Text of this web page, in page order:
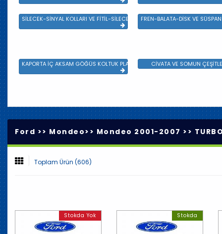
SİLECEK-SİNYAL KOLLARI VE FİTİL-SİLECEK ÇEŞİTLERİFREN-BALATA-DİSK VE
KAPORTA İÇ AKSAM GÖĞÜS KOLTUK PLASTİK VE SAC AKSAM
CİVATA VE SOMUN
Ford >> Mondeo>> Mondeo 2001-2007 >>
Toplam Ürün (606)
Stokda Yok Stokda